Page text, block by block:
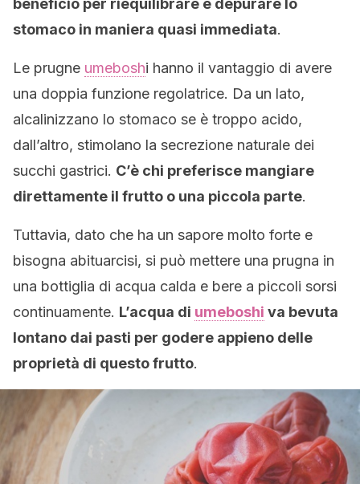
beneficio per riequilibrare e depurare lo
stomaco in maniera quasi immediata.
Le prugne umeboshi hanno il vantaggio di avere
una doppia funzione regolatrice. Da un lato,
alcalinizzano lo stomaco se è troppo acido,
dall’altro, stimolano la secrezione naturale dei
succhi gastrici. C’è chi preferisce mangiare
direttamente il frutto o una piccola parte.
Tuttavia, dato che ha un sapore molto forte e
bisogna abituarcisi, si può mettere una prugna in
una bottiglia di acqua calda e bere a piccoli sorsi
continuamente. L’acqua di umeboshi va bevuta
lontano dai pasti per godere appieno delle
proprietà di questo frutto.